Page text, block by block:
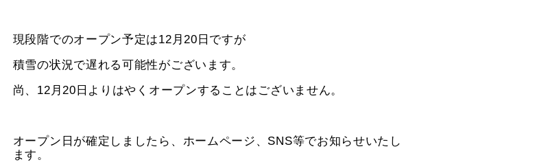
現段階でのオープン予定は12月20日ですが
積雪の状況で遅れる可能性がございます。
尚、12月20日よりはやくオープンすることはございません。
オープン日が確定しましたら、ホームページ、SNS等でお知らせいたし
ます。